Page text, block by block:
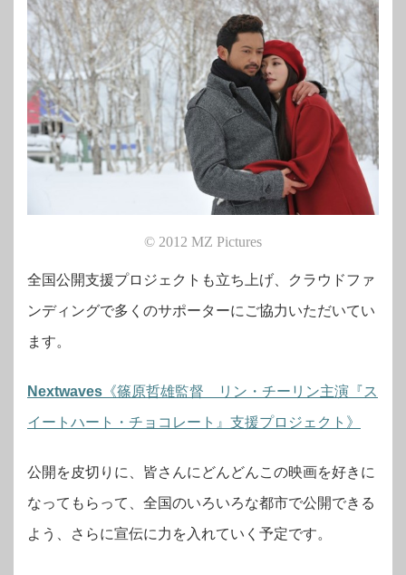
© 2012 MZ Pictures
全国公開支援プロジェクトも立ち上げ、クラウドファ
ンディングで多くのサポーターにご協力いただいてい
ます。
Nextwaves 《篠原哲雄監督 リン・チーリン主演『ス
イートハート・チョコレート』支援プロジェクト》
公開を皮切りに、皆さんにどんどんこの映画を好きに
なってもらって、全国のいろいろな都市で公開できる
よう、さらに宣伝に力を入れていく予定です。